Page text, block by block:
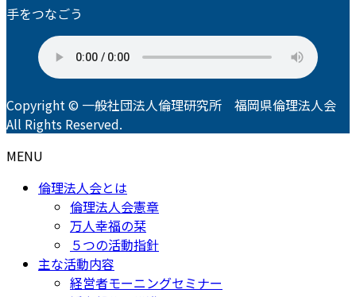
手をつなごう
Copyright © 一般社団法人倫理研究所 福岡県倫理法人会
All Rights Reserved.
MENU
倫理法人会とは
倫理法人会憲章
万人幸福の栞
５つの活動指針
主な活動内容
経営者モーニングセミナー